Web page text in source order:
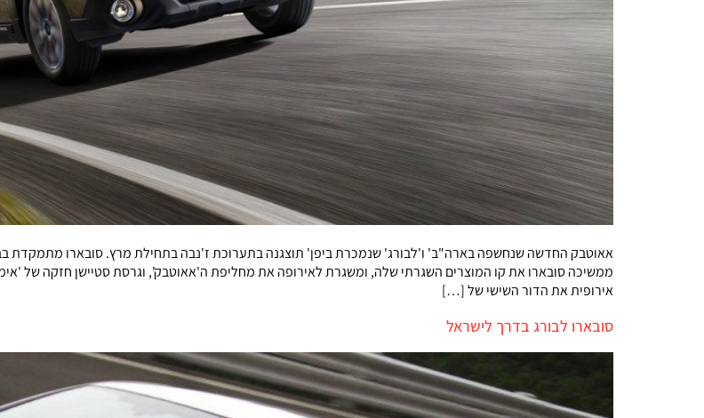
אאוטבק החדשה שנחשפה בארה"ב' ו'לבורג' שנמכרת ביפן' תוצגנה בתערוכת ז'נבה בתחילת מרץ. סובארו מתמקדת
ממשיכה סובארו את קו המוצרים השגרתי שלה, ומשגרת לאירופה את מחליפת ה'אאוטבק', וגרסת סטיישן חזקה של
אירופית את הדור השישי של […]
סובארו לבורג בדרך לישראל